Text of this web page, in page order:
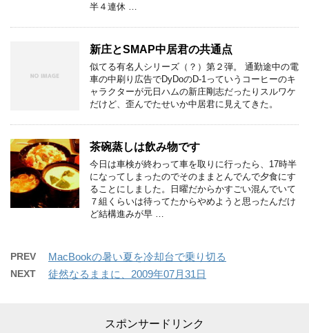
半４連休 …
新庄とSMAP中居君の共通点
似てる有名人シリーズ（？）第２弾。 通勤途中の電
車の中刷り広告でDyDoのD-1っていうコーヒーのキ
ャラクターが元日ハムの新庄剛志だったりスルワケ
だけど、歪んでたせいか中居君に見えてきた。
茶碗蒸しは飲み物です
今日は車検が終わって車を取りに行ったら、17時半
になってしまったのでそのままとんでんで夕食にす
ることにしました。日曜だからかすごい混んでいて
７組くらいは待ってたからやめようと思ったんだけ
ど結構進みが早 …
PREV MacBookの暑い夏を冷却台で乗り切る
NEXT 徒然なるままに、2009年07月31日
スポンサードリンク